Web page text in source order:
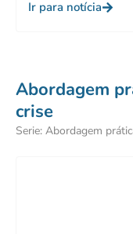
Ir para notícia
Abordagem
crise
Serie: Abordagem